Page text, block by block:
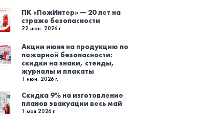
ПК «ПожИнтер» — 20 лет на
страже безопасности
22 июн. 2026 г.
Акции июня на продукцию по
пожарной безопасности:
скидки на знаки, стенды,
журналы и плакаты
1 июн. 2026 г.
Скидка 9% на изготовление
планов эвакуации весь май
1 мая 2026 г.